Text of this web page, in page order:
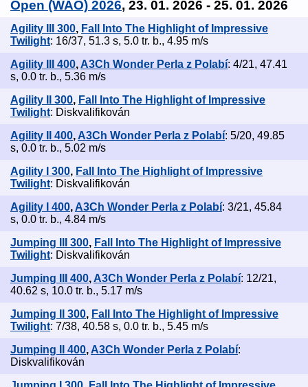
Open (WAO) 2026, 23. 01. 2026 - 25. 01. 2026
Agility III 300, Fall Into The Highlight of Impressive
Twilight: 16/37, 51.3 s, 5.0 tr. b., 4.95 m/s
Agility III 400, A3Ch Wonder Perla z Polabí: 4/21, 47.41
s, 0.0 tr. b., 5.36 m/s
Agility II 300, Fall Into The Highlight of Impressive
Twilight: Diskvalifikován
Agility II 400, A3Ch Wonder Perla z Polabí: 5/20, 49.85
s, 0.0 tr. b., 5.02 m/s
Agility I 300, Fall Into The Highlight of Impressive
Twilight: Diskvalifikován
Agility I 400, A3Ch Wonder Perla z Polabí: 3/21, 45.84
s, 0.0 tr. b., 4.84 m/s
Jumping III 300, Fall Into The Highlight of Impressive
Twilight: Diskvalifikován
Jumping III 400, A3Ch Wonder Perla z Polabí: 12/21,
40.62 s, 10.0 tr. b., 5.17 m/s
Jumping II 300, Fall Into The Highlight of Impressive
Twilight: 7/38, 40.58 s, 0.0 tr. b., 5.45 m/s
Jumping II 400, A3Ch Wonder Perla z Polabí:
Diskvalifikován